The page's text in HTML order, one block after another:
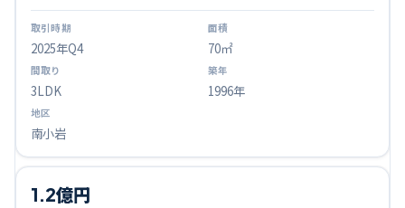
2025年Q4 70㎡
3LDK 1996年
南小岩
1.2億円